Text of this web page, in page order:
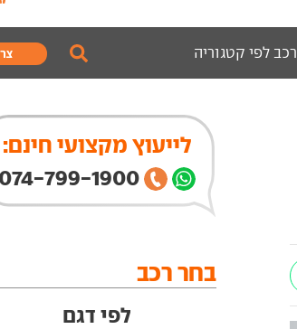
רכב לפי קטגוריה
לייעוץ מקצועי חינם:
074-799-1900
בחר רכב
לפי דגם